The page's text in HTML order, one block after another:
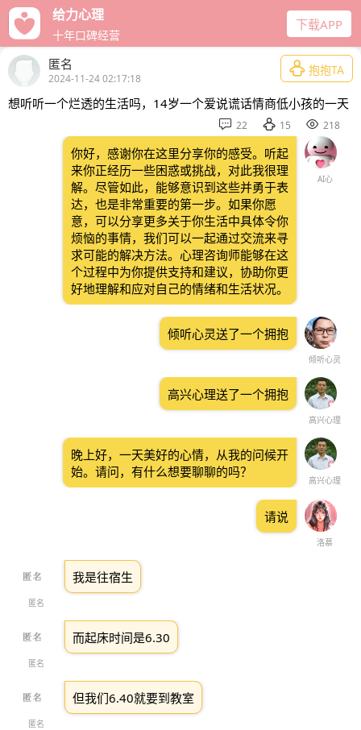
给力心理
十年口碑经营
下载APP
匿名
2024-11-24 02:17:18
 抱抱TA
想听听一个烂透的生活吗，14岁一个爱说谎话情商低小孩的一天
 22  15  218
AI心
你好，感谢你在这里分享你的感受。听起
来你正经历一些困惑或挑战，对此我很理
解。尽管如此，能够意识到这些并勇于表
达，也是非常重要的第一步。如果你愿
意，可以分享更多关于你生活中具体令你
烦恼的事情，我们可以一起通过交流来寻
求可能的解决方法。心理咨询师能够在这
个过程中为你提供支持和建议，协助你更
好地理解和应对自己的情绪和生活状况。
倾听心灵
倾听心灵送了一个拥抱
高兴心理
高兴心理送了一个拥抱
高兴心理
晚上好，一天美好的心情，从我的问候开
始。请问，有什么想要聊聊的吗？
洛慕
请说
匿名
我是往宿生
匿名
而起床时间是6.30
匿名
但我们6.40就要到教室